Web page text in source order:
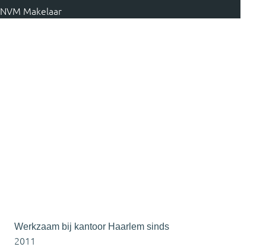
NVM Makelaar
Werkzaam bij kantoor Haarlem sinds
2011